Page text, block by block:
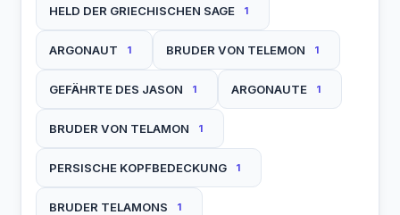
HELD DER GRIECHISCHEN SAGE 1
ARGONAUT 1 BRUDER VON TELEMON 1
GEFÄHRTE DES JASON 1 ARGONAUTE 1
BRUDER VON TELAMON 1
PERSISCHE KOPFBEDECKUNG 1
BRUDER TELAMONS 1